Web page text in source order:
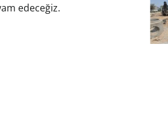
edeceğiz.